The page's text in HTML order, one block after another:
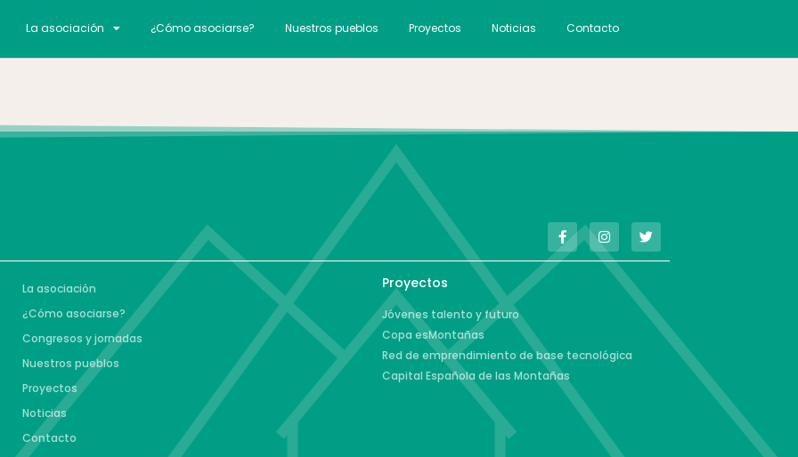
La asociación ¿Cómo asociarse? Nuestros pueblos Proyectos Noticias Contacto
La asociación
¿Cómo asociarse?
Congresos y jornadas
Nuestros pueblos
Proyectos
Noticias
Contacto
Proyectos
Jóvenes talento y futuro
Copa esMontañas
Red de emprendimiento de base tecnológica
Capital Española de las Montañas